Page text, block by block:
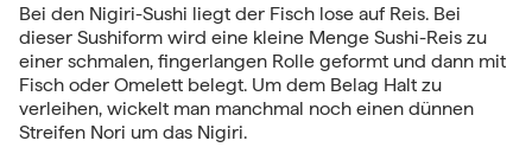
Bei den Nigiri-Sushi liegt der Fisch lose auf Reis. Bei
dieser Sushiform wird eine kleine Menge Sushi-Reis zu
einer schmalen, fingerlangen Rolle geformt und dann mit
Fisch oder Omelett belegt. Um dem Belag Halt zu
verleihen, wickelt man manchmal noch einen dünnen
Streifen Nori um das Nigiri.